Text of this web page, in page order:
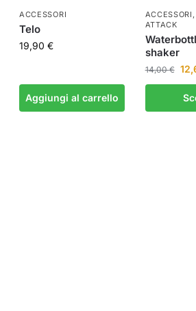
ACCESSORI
Telo
19,90 €
Aggiungi al carrello
ACCESSORI ,
ATTACK
shaker
14,00€